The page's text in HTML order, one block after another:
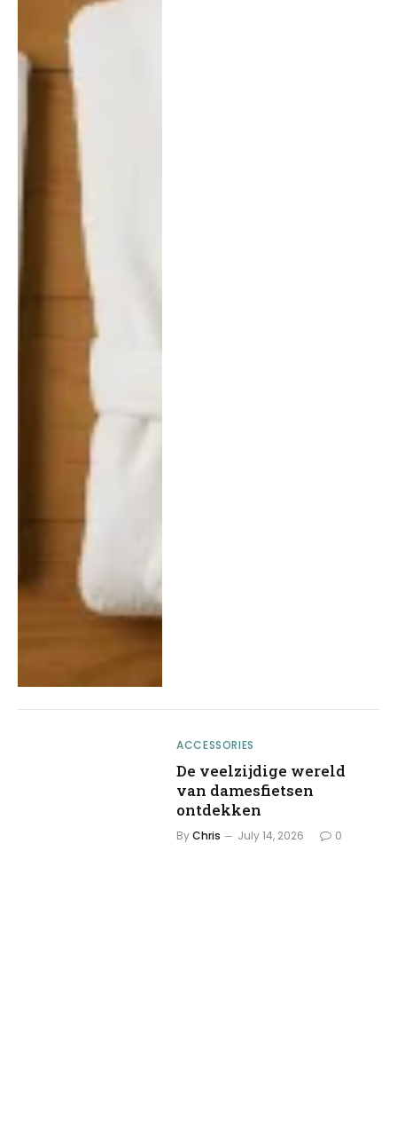
ACCESSORIES
De veelzijdige wereld
van damesfietsen
ontdekken
ByChris July 14, 2026 0